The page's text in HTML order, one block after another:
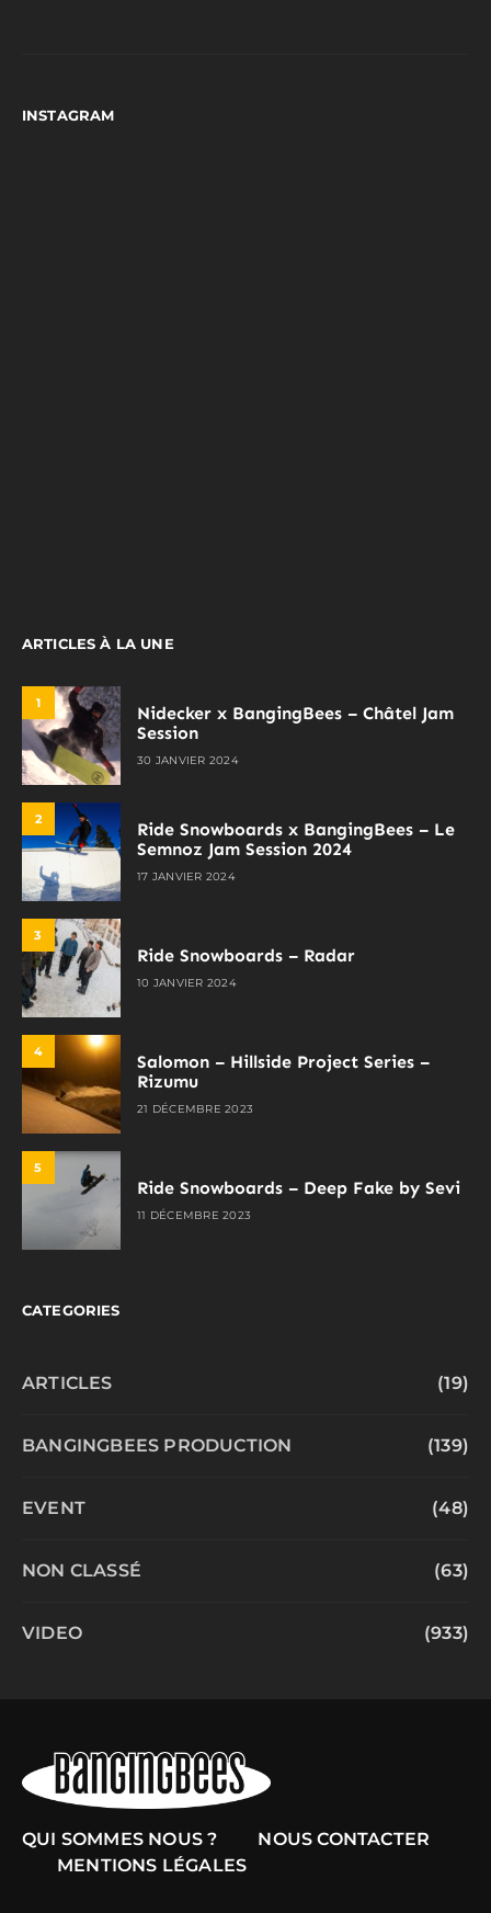
INSTAGRAM
ARTICLES À LA UNE
1
Nidecker x BangingBees – Châtel Jam
Session
30 JANVIER 2024
2
Ride Snowboards x BangingBees – Le
Semnoz Jam Session 2024
17 JANVIER 2024
3
Ride Snowboards – Radar
10 JANVIER 2024
4
Salomon – Hillside Project Series –
Rizumu
21 DÉCEMBRE 2023
5
Ride Snowboards – Deep Fake by Sevi
11 DÉCEMBRE 2023
CATEGORIES
ARTICLES (19)
BANGINGBEES PRODUCTION (139)
EVENT (48)
NON CLASSÉ (63)
VIDEO (933)
QUI SOMMES NOUS ?
NOUS CONTACTER
MENTIONS LÉGALES